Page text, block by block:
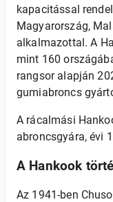
kapacitással
Magyarország,
alkalmazottal. A
mint 160
rangsor alapján
gumiabroncs
A rácalmási
abroncsgyára, évi
A Hankook
Az 1941-ben